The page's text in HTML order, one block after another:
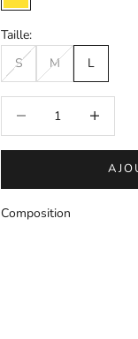
Jaune
Taille:
S
M L
Composition